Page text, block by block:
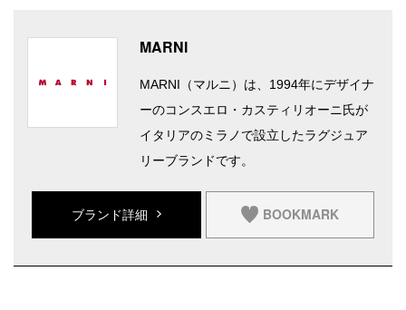
MARNI
MARNI（マルニ）は、1994年にデザイナ
ーのコンスエロ・カスティリオーニ氏が
イタリアのミラノで設立したラグジュア
リーブランドです。
ブランド詳細 BOOKMARK